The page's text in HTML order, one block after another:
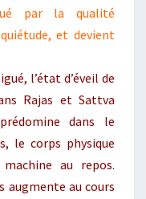
par la qualité
et devient
l’état d’éveil de
Rajas et Sattva
dans le
le corps physique
au repos.
augmente au cours